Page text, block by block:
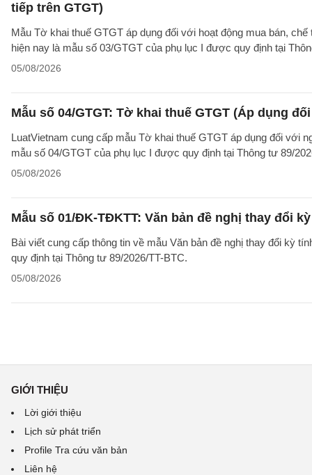
tiếp trên GTGT)
Mẫu Tờ khai thuế GTGT áp dụng đối với hoạt động mua bán,
hiện nay là mẫu số 03/GTGT của phụ lục I được quy định tại
05/08/2026
Mẫu số 04/GTGT: Tờ khai thuế GTGT (Áp dụng
LuatVietnam cung cấp mẫu Tờ khai thuế GTGT áp dụng đối với
mẫu số 04/GTGT của phụ lục I được quy định tại Thông tư 89/
05/08/2026
Mẫu số 01/ĐK-TĐKTT: Văn bản đề nghị thay đổi
Bài viết cung cấp thông tin về mẫu Văn bản đề nghị thay đổi kỳ
quy định tại Thông tư 89/2026/TT-BTC.
05/08/2026
GIỚI THIỆU
Lời giới thiệu
Lịch sử phát triển
Profile Tra cứu văn bản
Liên hệ